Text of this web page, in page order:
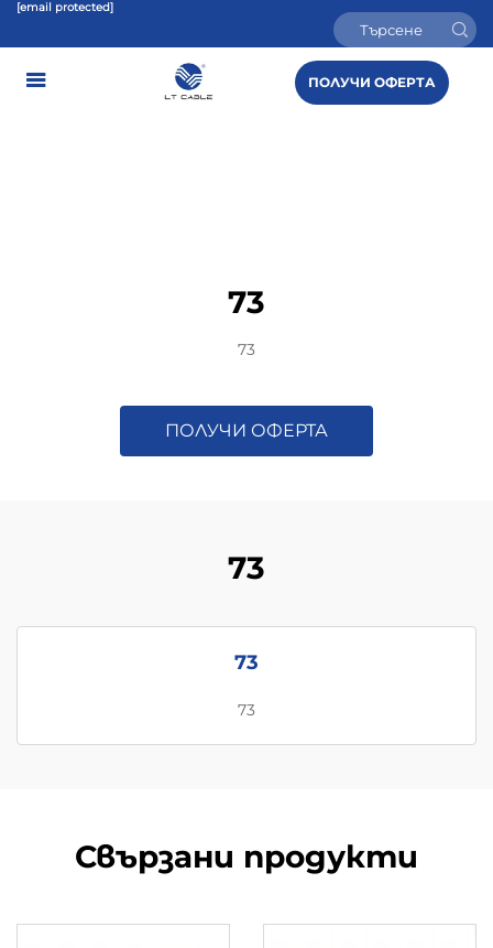
[email protected]
ПОЛУЧИ ОФЕРТА
73
73
ПОЛУЧИ ОФЕРТА
73
73
73
Свързани продукти